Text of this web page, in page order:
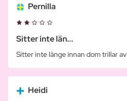
Pernilla
Sitter inte län...
Sitter inte länge innan dom trillar av
Heidi